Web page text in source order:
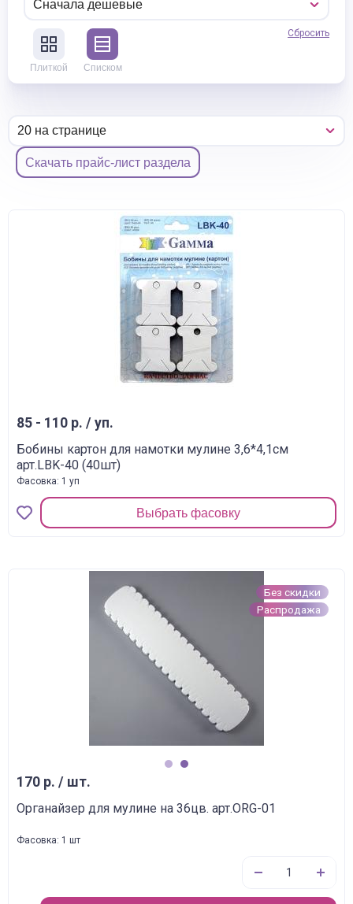
Плиткой Списком
Сбросить
Скачать прайс-лист раздела
85 - 110 р. / уп.
Бобины картон для намотки мулине 3,6*4,1см
арт.LBK-40 (40шт)
Фасовка: 1 уп
Выбрать фасовку
Без скидки
Распродажа
170 р. / шт.
Органайзер для мулине на 36цв. арт.ORG-01
Фасовка: 1 шт